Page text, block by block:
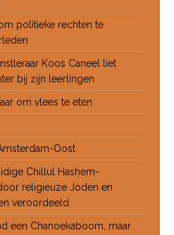
politieke rechten te
Koos Caneel liet
bij zijn leerlingen
om vlees te eten
Oost
Chillul Hashem-
religieuze Joden en
veroordeeld
een Chanoekaboom, maar